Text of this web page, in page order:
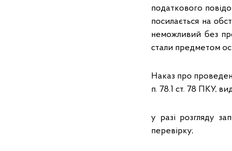
податкового
посилається на
неможливий без
стали предметом
Наказ про
п. 78.1 ст. 78 ПКУ,
у разі розгляду
перевірку;